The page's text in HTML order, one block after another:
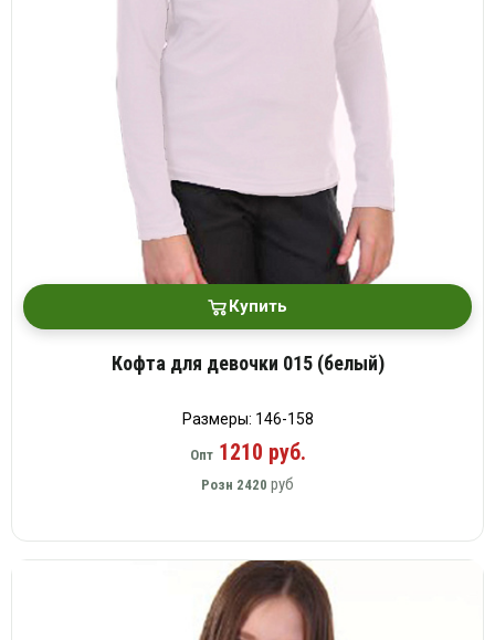
Купить
Кофта для девочки 015 (белый)
Размеры: 146-158
Опт1210 руб.
Розн 2420 руб